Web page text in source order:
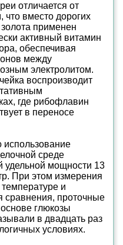
отличается от
вместо дорогих
применен
активный витамин
обеспечивая
между
электролитом.
воспроизводит
где рибофлавин
в переносе
использование
среде
удельной мощности 13
При этом измерения
и
проточные
глюкозы
в двадцать раз
условиях.